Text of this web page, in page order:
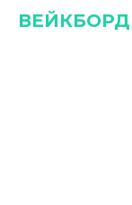
ВЕЙКБОРД